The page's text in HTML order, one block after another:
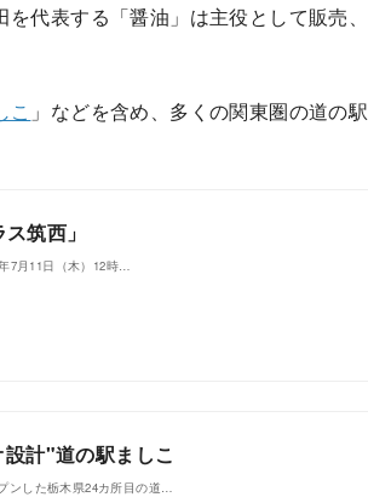
代表する「醤油」は主役として販売、
こ 」などを含め、多くの関東圏の道の駅
筑西」
7月11日（木）12時…
計"道の駅ましこ
ンした栃木県24カ所目の道…